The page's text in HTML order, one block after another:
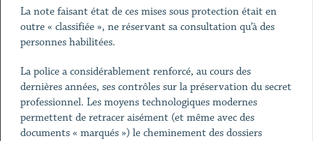
La note faisant état de ces mises sous protection était en
outre « classifiée », ne réservant sa consultation qu’à des
personnes habilitées.
La police a considérablement renforcé, au cours des
dernières années, ses contrôles sur la préservation du secret
professionnel. Les moyens technologiques modernes
permettent de retracer aisément (et même avec des
documents « marqués ») le cheminement des dossiers